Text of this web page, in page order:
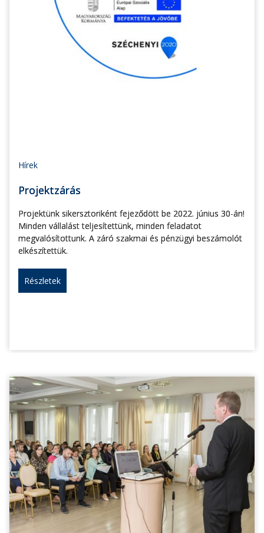
Hírek
Projektzárás
Projektünk sikersztoriként fejeződött be 2022. június 30-án!
Minden vállalást teljesítettünk, minden feladatot
megvalósítottunk. A záró szakmai és pénzügyi beszámolót
elkészítettük.
Részletek